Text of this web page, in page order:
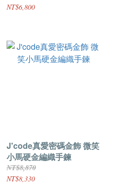
NT$6,800
J'code真愛密碼金飾 微笑
小馬硬金編織手鍊
NT$8,870
NT$8,330